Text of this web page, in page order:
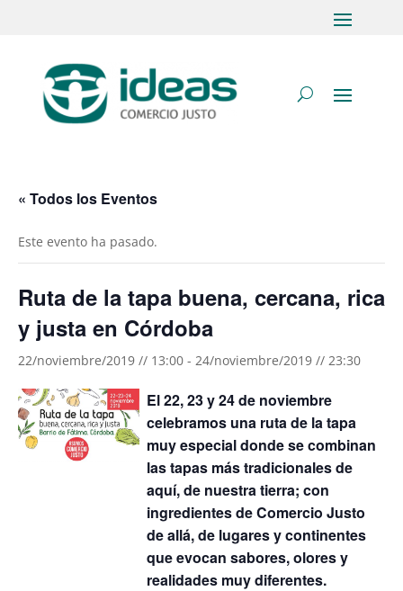
« Todos los Eventos
Este evento ha pasado.
Ruta de la tapa buena, cercana, rica
y justa en Córdoba
22/noviembre/2019 // 13:00 - 24/noviembre/2019 // 23:30
El 22, 23 y 24 de noviembre
celebramos una ruta de la tapa
muy especial donde se combinan
las tapas más tradicionales de
aquí, de nuestra tierra; con
ingredientes de Comercio Justo
de allá, de lugares y continentes
que evocan sabores, olores y
realidades muy diferentes.